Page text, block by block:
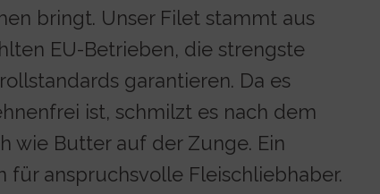
bringt. Unser Filet stammt aus
EU-Betrieben, die strengste
garantieren. Da es
ist, schmilzt es nach dem
wie Butter auf der Zunge. Ein
für anspruchsvolle Fleischliebhaber.